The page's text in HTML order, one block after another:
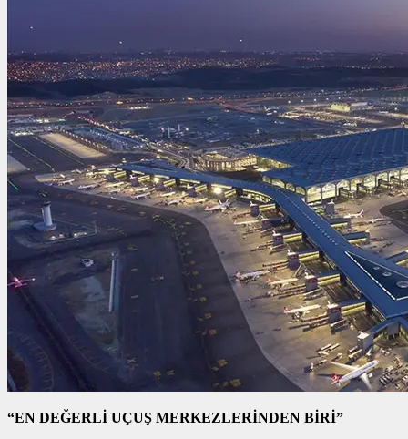
“EN DEĞERLİ UÇUŞ MERKEZLERİNDEN BİRİ”